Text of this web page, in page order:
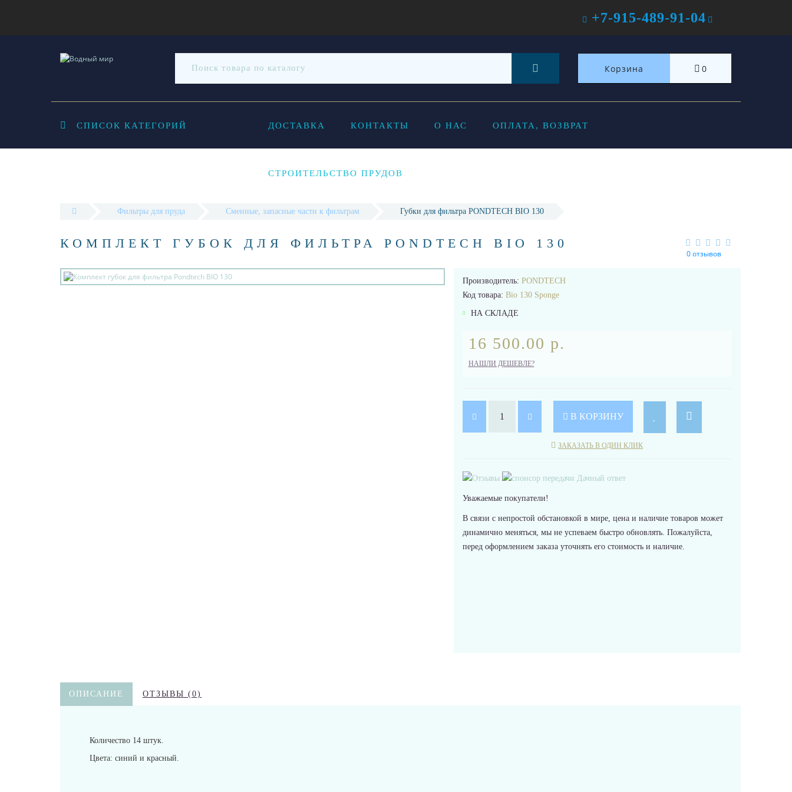
+7-915-489-91-04
Корзина 0
СПИСОК КАТЕГОРИЙ ДОСТАВКА КОНТАКТЫ О НАС ОПЛАТА, ВОЗВРАТ
СТРОИТЕЛЬСТВО ПРУДОВ
Фильтры для пруда Сменные, запасные части к фильтрам Губки для фильтра PONDTECH BIO 130
КОМПЛЕКТ ГУБОК ДЛЯ ФИЛЬТРА PONDTECH BIO 130
0 отзывов
Производитель: PONDTECH
Код товара: Bio 130 Sponge
НА СКЛАДЕ
16 500.00 р.
НАШЛИ ДЕШЕВЛЕ?
В КОРЗИНУ
ЗАКАЗАТЬ В ОДИН КЛИК
Уважаемые покупатели!
В связи с непростой обстановкой в мире, цена и наличие товаров может
динамично меняться, мы не успеваем быстро обновлять. Пожалуйста,
перед оформлением заказа уточнять его стоимость и наличие.
ОПИСАНИЕ ОТЗЫВЫ (0)
Количество 14 штук.
Цвета: синий и красный.